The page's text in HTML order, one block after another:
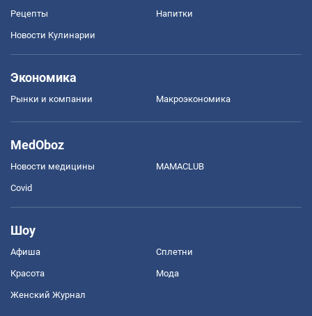
Рецепты Напитки
Новости Кулинарии
Экономика
Рынки и компании Mакроэкономика
MedOboz
Новости медицины MAMACLUB
Covid
Шоу
Афиша Сплетни
Красота Мода
Женский Журнал